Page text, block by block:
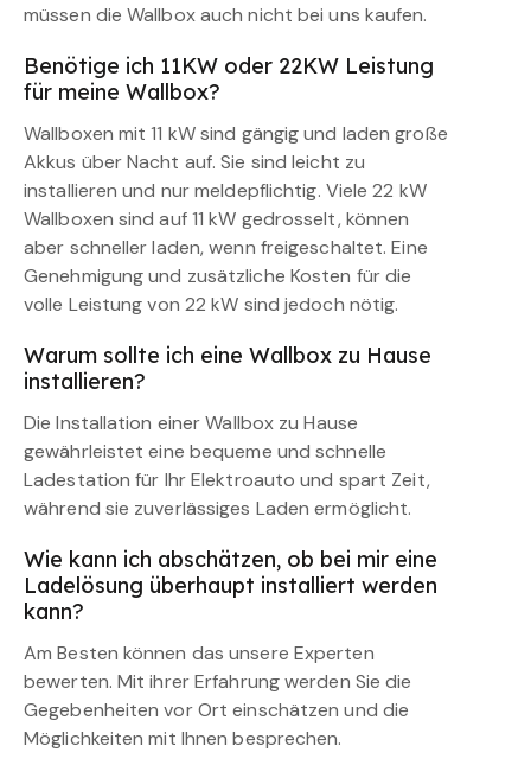
müssen die Wallbox auch nicht bei uns kaufen.
Benötige ich 11KW oder 22KW Leistung
für meine Wallbox?
Wallboxen mit 11 kW sind gängig und laden große
Akkus über Nacht auf. Sie sind leicht zu
installieren und nur meldepflichtig. Viele 22 kW
Wallboxen sind auf 11 kW gedrosselt, können
aber schneller laden, wenn freigeschaltet. Eine
Genehmigung und zusätzliche Kosten für die
volle Leistung von 22 kW sind jedoch nötig.
Warum sollte ich eine Wallbox zu Hause
installieren?
Die Installation einer Wallbox zu Hause
gewährleistet eine bequeme und schnelle
Ladestation für Ihr Elektroauto und spart Zeit,
während sie zuverlässiges Laden ermöglicht.
Wie kann ich abschätzen, ob bei mir eine
Ladelösung überhaupt installiert werden
kann?
Am Besten können das unsere Experten
bewerten. Mit ihrer Erfahrung werden Sie die
Gegebenheiten vor Ort einschätzen und die
Möglichkeiten mit Ihnen besprechen.